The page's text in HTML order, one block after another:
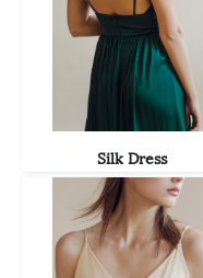
Silk Dress